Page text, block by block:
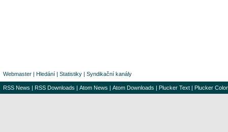
Webmaster | Hledání | Statistiky | Syndikační kanály
RSS News | RSS Downloads | Atom News | Atom Downloads | Plucker Text | Plucker Color